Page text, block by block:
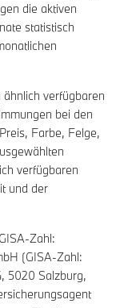
die aktiven
statistisch
verfügbaren
bei den
Farbe, Felge,
verfügbaren
und der
Zahl:
(GISA-Zahl:
5020 Salzburg,